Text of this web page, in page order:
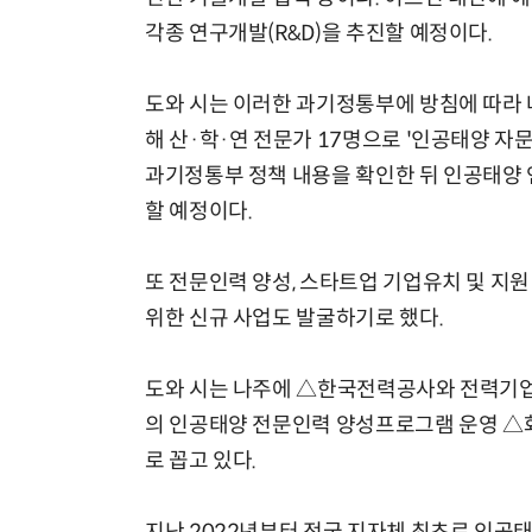
각종 연구개발(R&D)을 추진할 예정이다.
도와 시는 이러한 과기정통부에 방침에 따
해 산·학·연 전문가 17명으로 '인공태양 자
과기정통부 정책 내용을 확인한 뒤 인공태
할 예정이다.
또 전문인력 양성, 스타트업 기업유치 및 지
위한 신규 사업도 발굴하기로 했다.
도와 시는 나주에 △한국전력공사와 전력기
의 인공태양 전문인력 양성프로그램 운영 △
로 꼽고 있다.